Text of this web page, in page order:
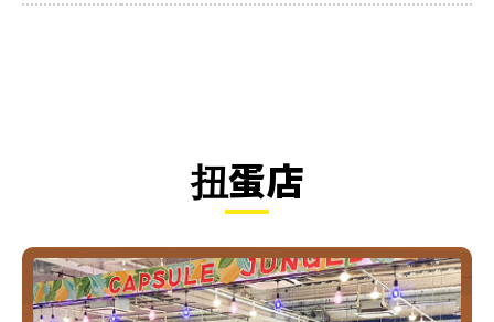
扭蛋店